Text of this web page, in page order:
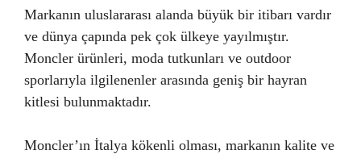
Markanın uluslararası alanda büyük bir itibarı vardır
ve dünya çapında pek çok ülkeye yayılmıştır.
Moncler ürünleri, moda tutkunları ve outdoor
sporlarıyla ilgilenenler arasında geniş bir hayran
kitlesi bulunmaktadır.
Moncler’ın İtalya kökenli olması, markanın kalite ve